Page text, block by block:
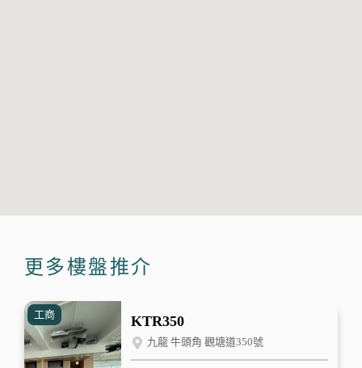
更多樓盤推介
工商 KTR350
九龍 牛頭角 觀塘道350號